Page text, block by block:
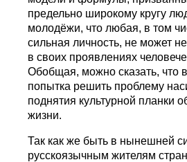
предельно широкому кругу
молодёжи, что любая, в том
сильная личность, не может
в своих проявлениях
Обобщая, можно сказать, что
попытка решить проблему
поднятия культурной планки
жизни.
Так как же быть в нынешней
русскоязычным жителям